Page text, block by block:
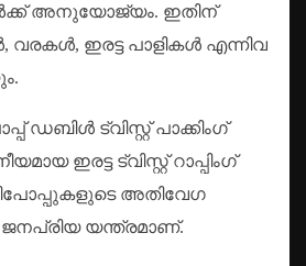
അനുയോജ്യം. ഇതിന്
ഇരട്ട പാളികൾ എന്നിവ
ഡബിൾ ട്വിസ്റ്റ് പാക്കിംഗ്
ഇരട്ട ട്വിസ്റ്റ് റാപ്പിംഗ്
അതിവേഗ
ജനപ്രിയ യന്ത്രമാണ്.